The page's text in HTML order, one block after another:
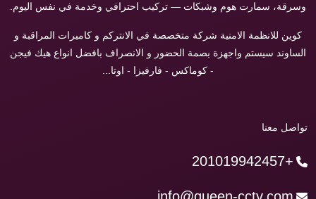
وسرقة، سمارت هوم وشبكات — تركيب احترافي وخدمة في نفس اليوم.
كوين للانظمة الامنية شركة متخصصة في الانتركم و كاميرات المراقبة و
الساوند سيستم واجهزة بصمة الحضور و الانصراف بافضل انواع هيك فيجن
- كوماكس - فارفيزا - اوتا...
تواصل معنا
+201019942457